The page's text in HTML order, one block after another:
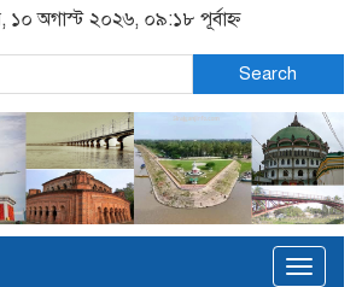
১০ অগাস্ট ২০২৬, ০৯:১৮ পূর্বাহ্ন
Search